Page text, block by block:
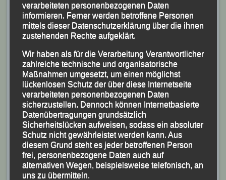
Silber für die Passauer Vereinskombination LAC/LG
mit (v.re.) Marco Voggenreiter,
Maximilian Spielbauer, Frank Schneider und Jonas
Storch
Schnellster LG`ler auf der Halbmarathon-Distanz, wo
insgesamt 5700 Teilnehmer an den Start gingen, war
Stephan Deckwerth, der seine erst kürzlich bei den
Bayerischen Meisterschaften aufgestellte persönliche
Bestzeit um knapp zwei Minuten auf nun 1:16:30
Stunden steigerte und damit Rang 32 im
Gesamtklassement und Platz 10 in seiner AK M 30
verarbeiteten personenbezogenen Daten
informieren. Ferner werden betroffene Personen
mittels dieser Datenschutzerklärung über die ihnen
zustehenden Rechte aufgeklärt.
Wir haben als für die Verarbeitung Verantwortlicher
zahlreiche technische und organisatorische
Maßnahmen umgesetzt, um einen möglichst
lückenlosen Schutz der über diese Internetseite
verarbeiteten personenbezogenen Daten
sicherzustellen. Dennoch können Internetbasierte
Datenübertragungen grundsätzlich
Sicherheitslücken aufweisen, sodass ein absoluter
Schutz nicht gewährleistet werden kann. Aus
diesem Grund steht es jeder betroffenen Person
frei, personenbezogene Daten auch auf
alternativen Wegen, beispielsweise telefonisch, an
uns zu übermitteln.